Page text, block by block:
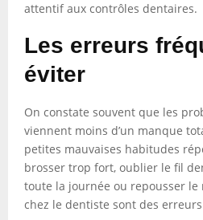
attentif aux contrôles dentaires.
Les erreurs
éviter
On constate souvent que les
viennent moins d’un manque
petites mauvaises habitudes
brosser trop fort, oublier le fil
toute la journée ou repousser le
chez le dentiste sont des